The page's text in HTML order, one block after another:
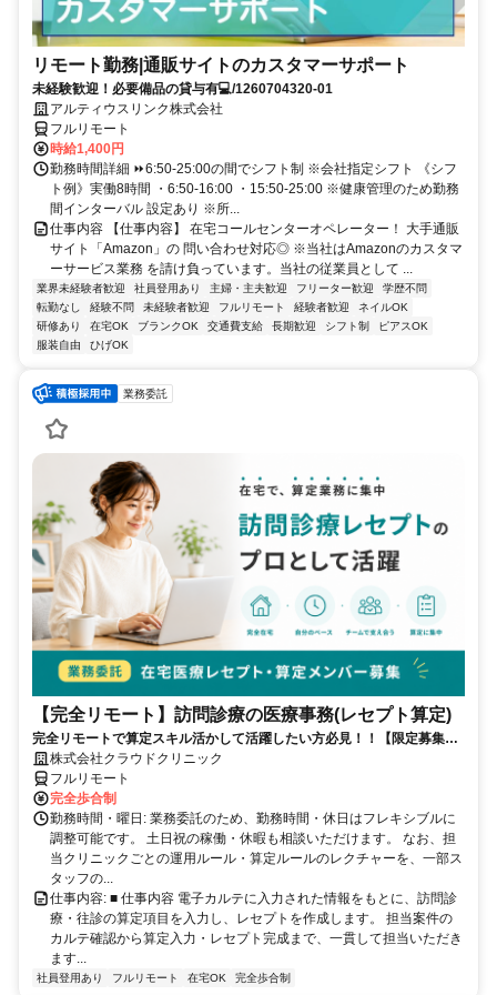
リモート勤務|通販サイトのカスタマーサポート
未経験歓迎！必要備品の貸与有💻/1260704320-01
アルティウスリンク株式会社
フルリモート
時給1,400円
勤務時間詳細 ⏩6:50-25:00の間でシフト制 ※会社指定シフト 《シフ
ト例》実働8時間 ・6:50-16:00 ・15:50-25:00 ※健康管理のため勤務
間インターバル 設定あり ※所...
仕事内容 【仕事内容】 在宅コールセンターオペレーター！ 大手通販
サイト「Amazon」の 問い合わせ対応◎ ※当社はAmazonのカスタマ
ーサービス業務 を請け負っています。当社の従業員として ...
業界未経験者歓迎 社員登用あり 主婦・主夫歓迎 フリーター歓迎
学歴不問
転勤なし
経験不問 未経験者歓迎 フルリモート 経験者歓迎
ネイルOK
研修あり
在宅OK ブランクOK 交通費支給 長期歓迎 シフト制
ピアスOK
服装自由
ひげOK
業務委託
【完全リモート】訪問診療の医療事務(レセプト算定)
完全リモートで算定スキル活かして活躍したい方必見！！【限定募集】
完全リモート｜在宅医療レセプト算定（成果報酬型／業務委託）
株式会社クラウドクリニック
フルリモート
完全歩合制
勤務時間・曜日: 業務委託のため、勤務時間・休日はフレキシブルに
調整可能です。 土日祝の稼働・休暇も相談いただけます。 なお、担
当クリニックごとの運用ルール・算定ルールのレクチャーを、一部ス
タッフの...
仕事内容: ■ 仕事内容 電子カルテに入力された情報をもとに、訪問診
療・往診の算定項目を入力し、レセプトを作成します。 担当案件の
カルテ確認から算定入力・レセプト完成まで、一貫して担当いただき
ます...
社員登用あり フルリモート 在宅OK 完全歩合制